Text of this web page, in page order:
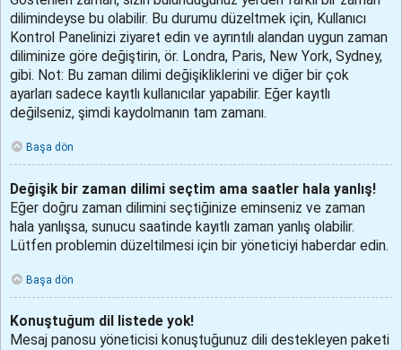
dilimindeyse bu olabilir. Bu durumu düzeltmek için, Kullanıcı
Kontrol Panelinizi ziyaret edin ve ayrıntılı alandan uygun zaman
diliminize göre değiştirin, ör. Londra, Paris, New York, Sydney,
gibi. Not: Bu zaman dilimi değişikliklerini ve diğer bir çok
ayarları sadece kayıtlı kullanıcılar yapabilir. Eğer kayıtlı
değilseniz, şimdi kaydolmanın tam zamanı.
Başa dön
Değişik bir zaman dilimi seçtim ama saatler hala yanlış!
Eğer doğru zaman dilimini seçtiğinize eminseniz ve zaman
hala yanlışsa, sunucu saatinde kayıtlı zaman yanlış olabilir.
Lütfen problemin düzeltilmesi için bir yöneticiyi haberdar edin.
Başa dön
Konuştuğum dil listede yok!
Mesaj panosu yöneticisi konuştuğunuz dili destekleyen paketi